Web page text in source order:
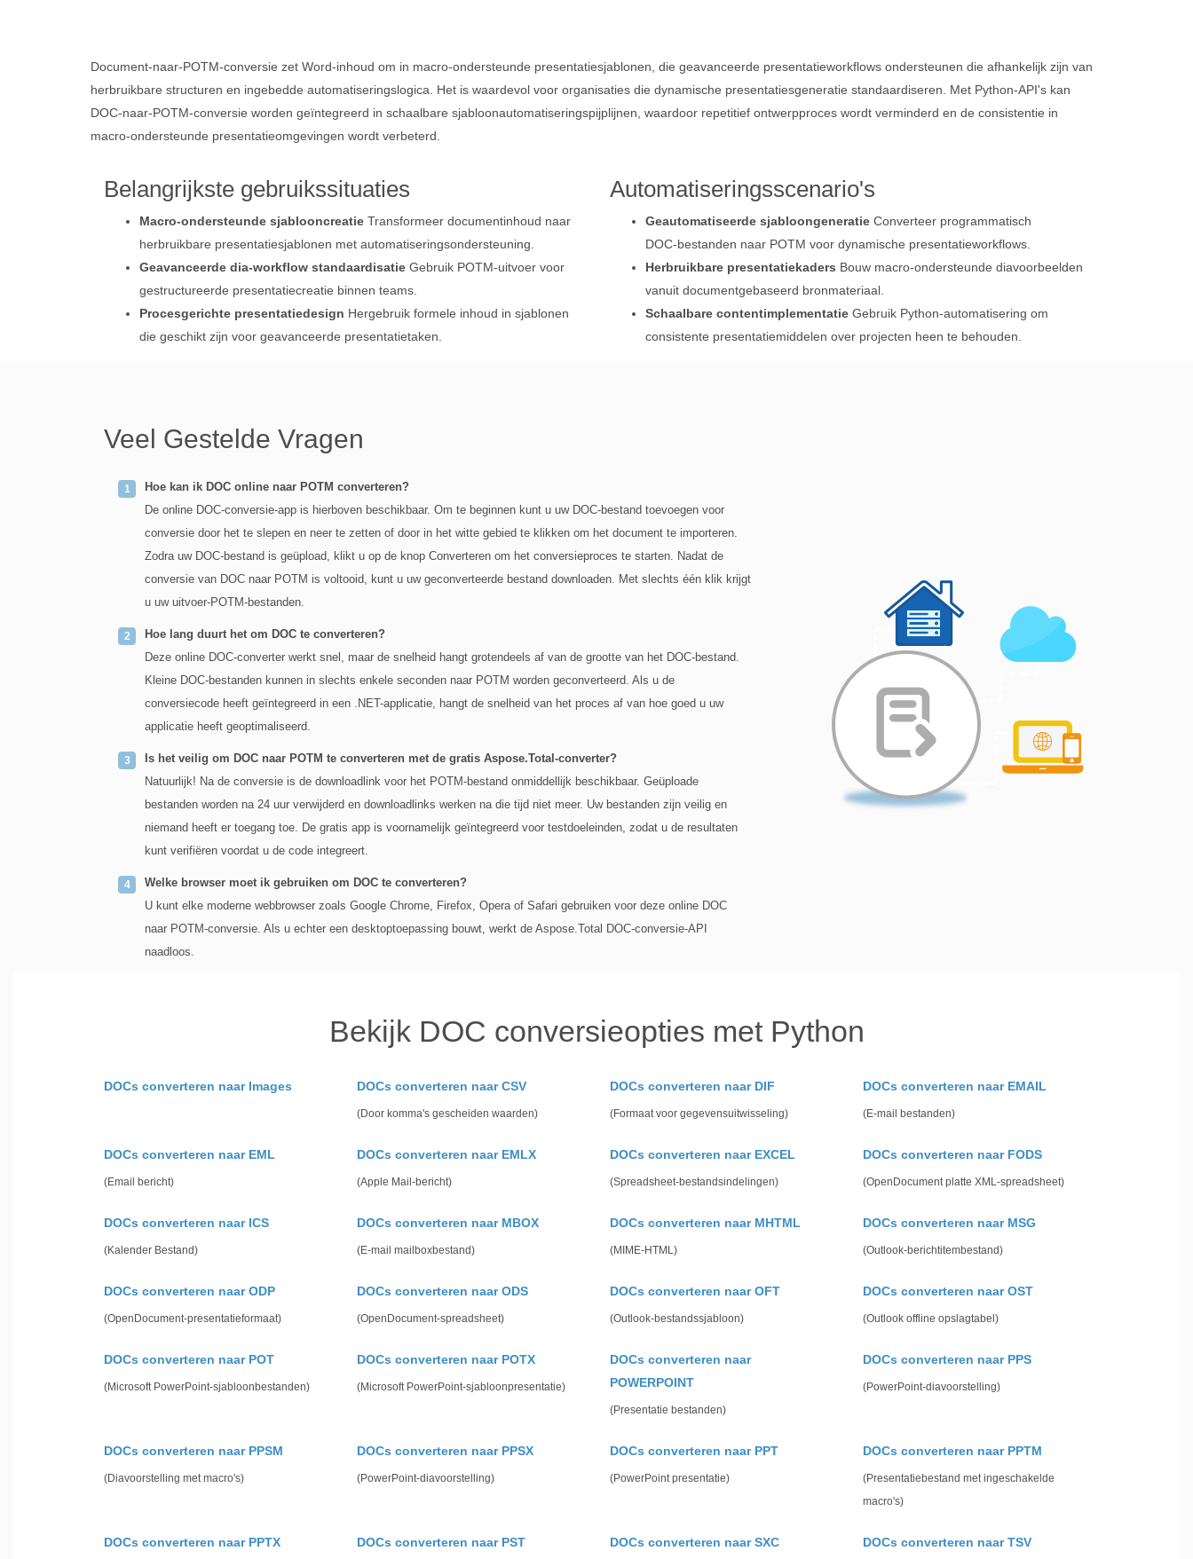
Document-naar-POTM-conversie zet Word-inhoud om in macro‑ondersteunde presentatiesjablonen, die geavanceerde presentatieworkflows ondersteunen die afhankelijk zijn van
herbruikbare structuren en ingebedde automatiseringslogica. Het is waardevol voor organisaties die dynamische presentatiesgeneratie standaardiseren. Met Python‑API's kan
DOC-naar-POTM-conversie worden geïntegreerd in schaalbare sjabloonautomatiseringspijplijnen, waardoor repetitief ontwerpproces wordt verminderd en de consistentie in
macro‑ondersteunde presentatieomgevingen wordt verbeterd.
Belangrijkste gebruikssituaties
Macro-ondersteunde sjablooncreatie Transformeer documentinhoud naar
herbruikbare presentatiesjablonen met automatiseringsondersteuning.
Geavanceerde dia‑workflow standaardisatie Gebruik POTM‑uitvoer voor
gestructureerde presentatiecreatie binnen teams.
Procesgerichte presentatiedesign Hergebruik formele inhoud in sjablonen
die geschikt zijn voor geavanceerde presentatietaken.
Automatiseringsscenario's
Geautomatiseerde sjabloongeneratie Converteer programmatisch
DOC‑bestanden naar POTM voor dynamische presentatieworkflows.
Herbruikbare presentatiekaders Bouw macro‑ondersteunde diavoorbeelden
vanuit documentgebaseerd bronmateriaal.
Schaalbare contentimplementatie Gebruik Python‑automatisering om
consistente presentatiemiddelen over projecten heen te behouden.
Veel Gestelde Vragen
Hoe kan ik DOC online naar POTM converteren?
De online DOC-conversie-app is hierboven beschikbaar. Om te beginnen kunt u uw DOC-bestand toevoegen voor
conversie door het te slepen en neer te zetten of door in het witte gebied te klikken om het document te importeren.
Zodra uw DOC-bestand is geüpload, klikt u op de knop Converteren om het conversieproces te starten. Nadat de
conversie van DOC naar POTM is voltooid, kunt u uw geconverteerde bestand downloaden. Met slechts één klik krijgt
u uw uitvoer-POTM-bestanden.
Hoe lang duurt het om DOC te converteren?
Deze online DOC-converter werkt snel, maar de snelheid hangt grotendeels af van de grootte van het DOC-bestand.
Kleine DOC-bestanden kunnen in slechts enkele seconden naar POTM worden geconverteerd. Als u de
conversiecode heeft geïntegreerd in een .NET-applicatie, hangt de snelheid van het proces af van hoe goed u uw
applicatie heeft geoptimaliseerd.
Is het veilig om DOC naar POTM te converteren met de gratis Aspose.Total-converter?
Natuurlijk! Na de conversie is de downloadlink voor het POTM-bestand onmiddellijk beschikbaar. Geüploade
bestanden worden na 24 uur verwijderd en downloadlinks werken na die tijd niet meer. Uw bestanden zijn veilig en
niemand heeft er toegang toe. De gratis app is voornamelijk geïntegreerd voor testdoeleinden, zodat u de resultaten
kunt verifiëren voordat u de code integreert.
Welke browser moet ik gebruiken om DOC te converteren?
U kunt elke moderne webbrowser zoals Google Chrome, Firefox, Opera of Safari gebruiken voor deze online DOC
naar POTM-conversie. Als u echter een desktoptoepassing bouwt, werkt de Aspose.Total DOC-conversie-API
naadloos.
Bekijk DOC conversieopties met Python
DOCs converteren naar Images DOCs converteren naar CSV
(Door komma's gescheiden waarden)
DOCs converteren naar DIF
(Formaat voor gegevensuitwisseling)
DOCs converteren naar EMAIL
(E-mail bestanden)
DOCs converteren naar EML
(Email bericht)
DOCs converteren naar EMLX
(Apple Mail-bericht)
DOCs converteren naar EXCEL
(Spreadsheet-bestandsindelingen)
DOCs converteren naar FODS
(OpenDocument platte XML-spreadsheet)
DOCs converteren naar ICS
(Kalender Bestand)
DOCs converteren naar MBOX
(E-mail mailboxbestand)
DOCs converteren naar MHTML
(MIME-HTML)
DOCs converteren naar MSG
(Outlook-berichtitembestand)
DOCs converteren naar ODP
(OpenDocument-presentatieformaat)
DOCs converteren naar ODS
(OpenDocument-spreadsheet)
DOCs converteren naar OFT
(Outlook-bestandssjabloon)
DOCs converteren naar OST
(Outlook offline opslagtabel)
DOCs converteren naar POT
(Microsoft PowerPoint-sjabloonbestanden)
DOCs converteren naar POTX
(Microsoft PowerPoint-sjabloonpresentatie)
DOCs converteren naar
POWERPOINT
(Presentatie bestanden)
DOCs converteren naar PPS
(PowerPoint-diavoorstelling)
DOCs converteren naar PPSM
(Diavoorstelling met macro's)
DOCs converteren naar PPSX
(PowerPoint-diavoorstelling)
DOCs converteren naar PPT
(PowerPoint presentatie)
DOCs converteren naar PPTM
(Presentatiebestand met ingeschakelde
macro's)
DOCs converteren naar PPTX DOCs converteren naar PST DOCs converteren naar SXC DOCs converteren naar TSV